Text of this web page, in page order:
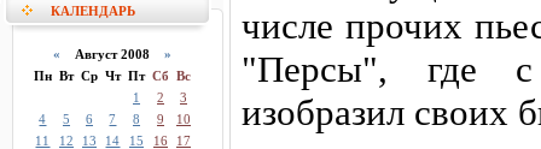
КАЛЕНДАРЬ
« Август 2008 »
Пн Вт Ср Чт Пт Сб Вс
1
2
3
4
5 6 7 8 9
10
11
12 13 14 15 16
17
числе прочих
"Персы", где с
изобразил своих